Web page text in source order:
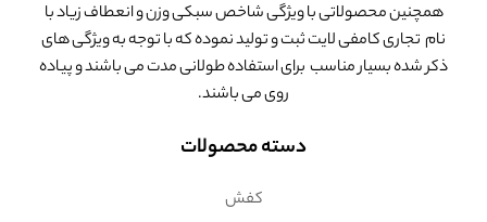
همچنین محصولاتی با ویژگی شاخص سبکی وزن و انعطاف زیاد با
نام تجاری کامفی لایت ثبت و تولید نموده که با توجه به ویژگی های
ذکر شده بسیار مناسب برای استفاده طولانی مدت می باشند و پیاده
روی می باشند.
دسته محصولات
کفش